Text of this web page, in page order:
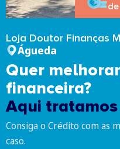
Loja Doutor Finanças
Águeda
Quer
financeira?
Aqui tratamos
Consiga o Crédito com as
caso.